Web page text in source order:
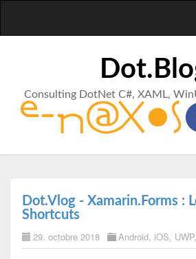
Consulting DotNet C#, XAML,
Dot.Vlog - Xamarin.Forms :
Shortcuts
29. octobre 2018 Android, iOS, UWP,